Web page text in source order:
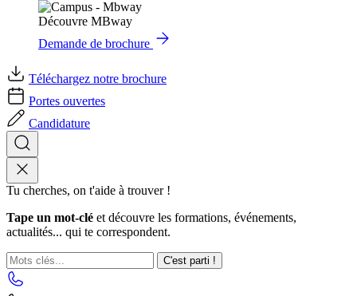
Découvre MBway
Demande de brochure
Téléchargez notre brochure
Portes ouvertes
Candidature
Tu cherches, on t'aide à trouver !
Tape un mot-clé et découvre les formations, événements,
actualités... qui te correspondent.
C'est parti !